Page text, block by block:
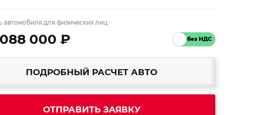
автомобиля для физических лиц:
000 ₽
ПОДРОБНЫЙ РАСЧЕТ АВТО
ОТПРАВИТЬ ЗАЯВКУ